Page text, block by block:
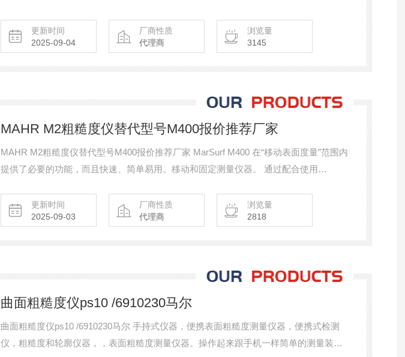
更新时间
2025-09-04
厂商性质
代理商
浏览量
3145
MAHR M2粗糙度仪替代型号M400报价推荐厂家
MAHR M2粗糙度仪替代型号M400报价推荐厂家 MarSurf M400 在“移动表面度量”范围内
提供了必要的功能，而且快速、简单易用。移动和固定测量仪器。 通过配合使用
试工件位置可快速，简单实现有坡度的工件测量。
更新时间
2025-09-03
厂商性质
代理商
浏览量
2818
曲面粗糙度仪ps10 /6910230马尔
曲面粗糙度仪ps10 /6910230马尔 手持式仪器，便携表面粗糙度测量仪器，便携式检测
仪，粗糙度和轮廓仪器，，表面粗糙度测量仪器。操作起来跟手机一样简单的测量装